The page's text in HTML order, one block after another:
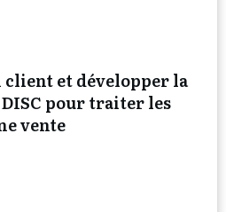
et développer la
pour traiter les
vente